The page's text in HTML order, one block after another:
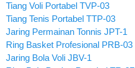
Tiang Voli Portabel TVP-03
Tiang Tenis Portabel TTP-03
Jaring Permainan Tonnis JPT-1
Ring Basket Profesional PRB-03
Jaring Bola Voli JBV-1